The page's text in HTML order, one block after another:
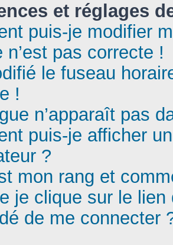
et réglages
puis-je modifier
n’est pas correcte !
le fuseau
!
n’apparaît pas
puis-je afficher
?
mon rang et
je clique sur le lien
de me connecter